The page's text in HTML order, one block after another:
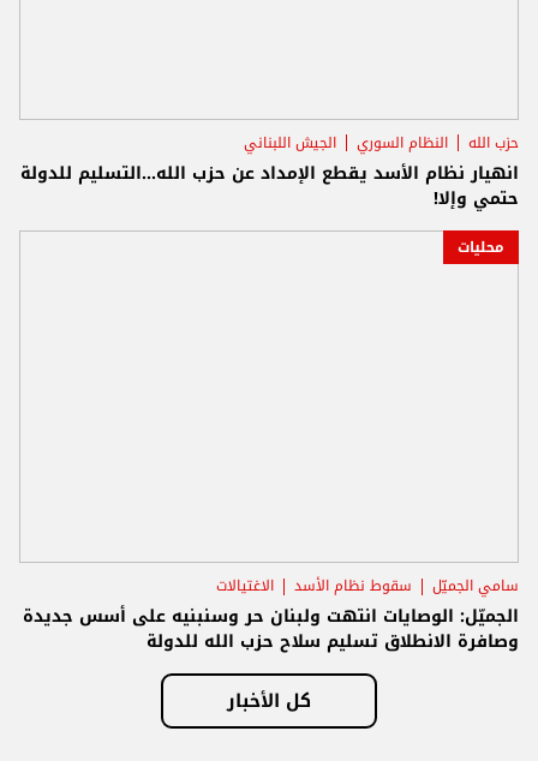
حزب الله النظام السوري الجيش اللبناني
انهيار نظام الأسد يقطع الإمداد عن حزب الله...التسليم للدولة
حتمي وإلا!
محليات
سامي الجميّل سقوط نظام الأسد الاغتيالات
الجميّل: الوصايات انتهت ولبنان حر وسنبنيه على أسس جديدة
وصافرة الانطلاق تسليم سلاح حزب الله للدولة
كل الأخبار